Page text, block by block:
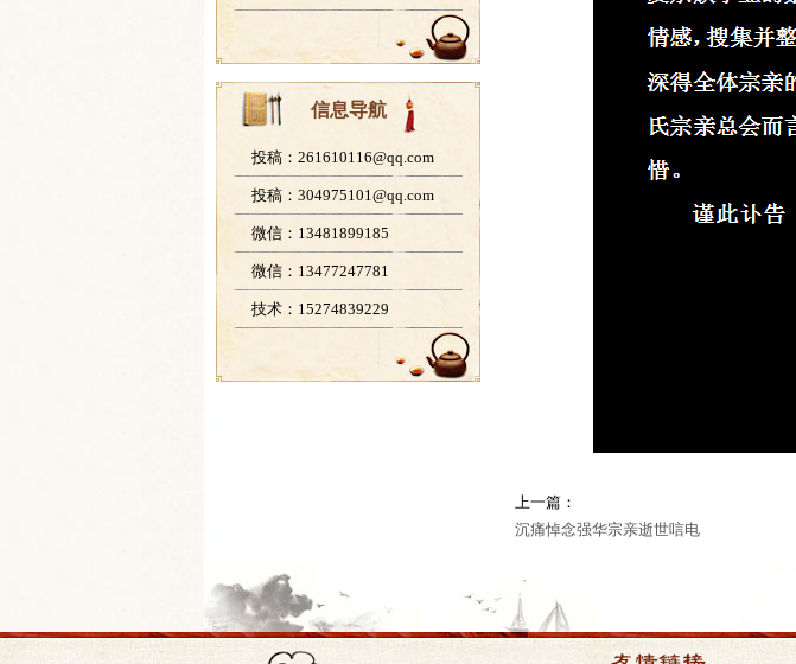
信息导航
投稿：261610116@qq.com
投稿：304975101@qq.com
微信：13481899185
微信：13477247781
技术：15274839229
上一篇：
沉痛悼念强华宗亲逝世唁电